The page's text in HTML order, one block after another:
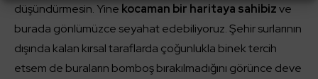
düşündürmesin. Yine kocaman bir haritaya sahibizve
burada gönlümüzce seyahat edebiliyoruz. Şehir surlarının
dışında kalan kırsal taraflarda çoğunlukla binek tercih
etsem de buraların bomboş bırakılmadığını görünce deve